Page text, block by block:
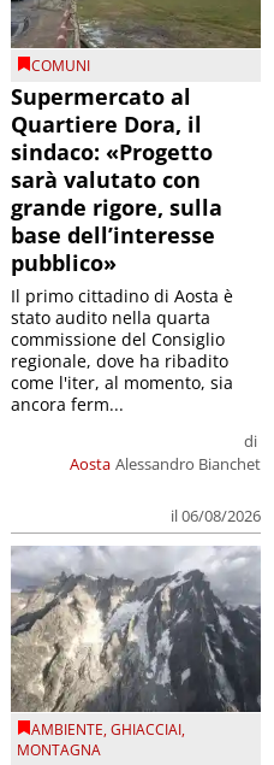
COMUNI
Supermercato al
Quartiere Dora, il
sindaco: «Progetto
sarà valutato con
grande rigore, sulla
base dell’interesse
pubblico»
Aosta
di
Alessandro Bianchet
il 06/08/2026
Il primo cittadino di Aosta è
stato audito nella quarta
commissione del Consiglio
regionale, dove ha ribadito
come l'iter, al momento, sia
ancora ferm...
AMBIENTE,GHIACCIAI,
MONTAGNA